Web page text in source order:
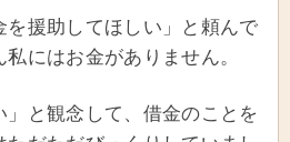
を援助してほしい」と頼んで
にはお金がありません。
」と観念して、借金のことを